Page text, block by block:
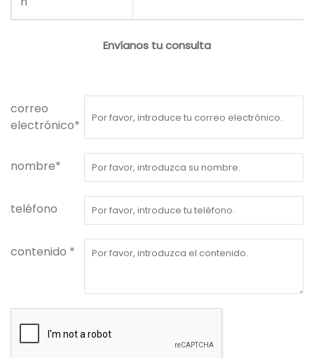
Envíanos tu consulta
correo
electrónico*
nombre*
teléfono
contenido *